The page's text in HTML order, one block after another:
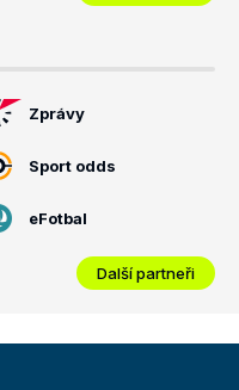
Zprávy
Sport odds
eFotbal
Další partneři